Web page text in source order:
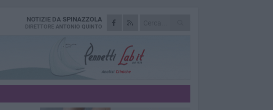
NOTIZIE DA SPINAZZOLA
DIRETTORE ANTONIO QUINTO